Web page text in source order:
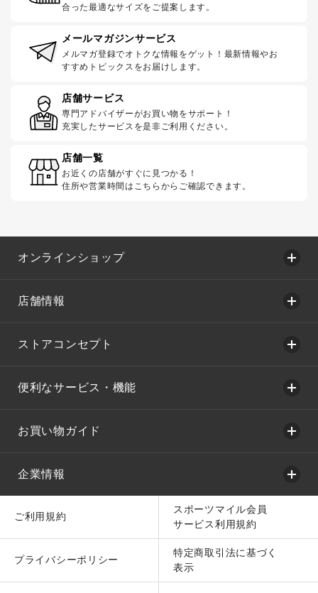
合った最適なサイズをご提案します。
メールマガジンサービス
メルマガ登録でオトクな情報をゲット！最新情報やお
すすめトピックスをお届けします。
店舗サービス
専門アドバイザーがお買い物をサポート！
充実したサービスを是非ご利用ください。
店舗一覧
お近くの店舗がすぐに見つかる！
住所や営業時間はこちらからご確認できます。
オンラインショップ
店舗情報
ストアコンセプト
便利なサービス・機能
お買い物ガイド
企業情報
ご利用規約
スポーツマイル会員
サービス利用規約
プライバシーポリシー
特定商取引法に基づく
表示